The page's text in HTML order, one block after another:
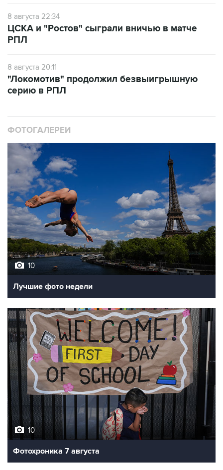
8 августа 22:34
ЦСКА и "Ростов" сыграли вничью в матче
РПЛ
8 августа 20:11
"Локомотив" продолжил безвыигрышную
серию в РПЛ
ФОТОГАЛЕРЕИ
10
Лучшие фото недели
10
Фотохроника 7 августа